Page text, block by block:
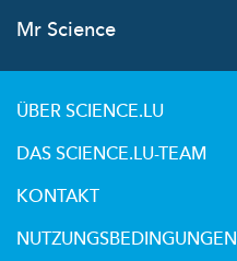
Mr Science
ÜBER SCIENCE.LU
DAS SCIENCE.LU-TEAM
KONTAKT
NUTZUNGSBEDINGUNGEN